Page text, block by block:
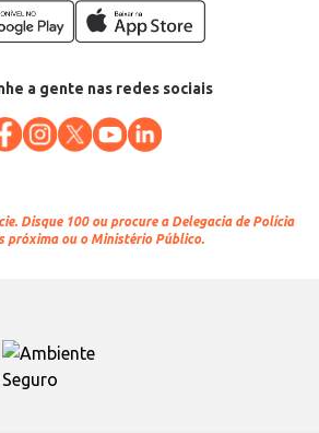
a gente nas redes sociais
Disque 100 ou procure a Delegacia de Polícia
próxima ou o Ministério Público.